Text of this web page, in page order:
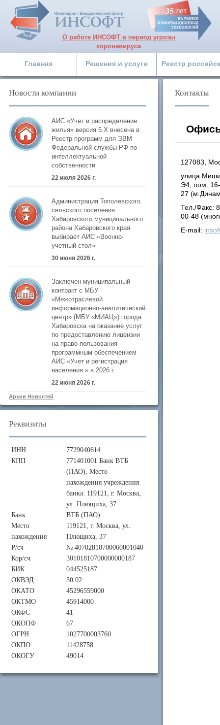
О работе ИНСОФТ в период угрозы
коронавируса
Главная Решения и услуги Реестр
Новости компании
АИС «Учет и распределение
жилья» версия 5.Х внесена в
Реестр программ для ЭВМ
Федеральной службы РФ по
интеллектуальной
собственности
22 июля 2026 г.
Администрация Тополевского
сельского поселения
Хабаровского муниципального
района Хабаровского края
выбирает АИС «Военно-
учетный стол»
30 июня 2026 г.
Заключен муниципальный
контракт с МБУ
«Межотраслевой
информационно-аналитический
центр» (МБУ «МИАЦ») города
Хабаровска на оказание услуг
по предоставлению лицензии
на право пользования
программным обеспечением
АИС «Учет и регистрация
населения » в 2026 г.
22 июня 2026 г.
Архив Новостей
Реквизиты
ИНН
7729040614
КПП
771401001 Банк ВТБ
(ПАО), Место
нахождения учреждения
банка: 119121, г. Москва,
ул. Плющиха, 37
Банк
ВТБ (ПАО)
Место
нахождения
119121, г. Москва, ул.
Плющиха, 37
Р/сч
№ 40702810700060001040
Кор/сч
30101810700000000187
БИК
044525187
ОКВЭД
30.02
ОКАТО
45296559000
ОКТМО
45914000
ОКФС
41
ОКОПФ
67
ОГРН
1027700003760
ОКПО
11428758
ОКОГУ
49014
Контакты
127083,
улица
Э4, пом.
27
Тел./Факс:
00-48
E-mail: